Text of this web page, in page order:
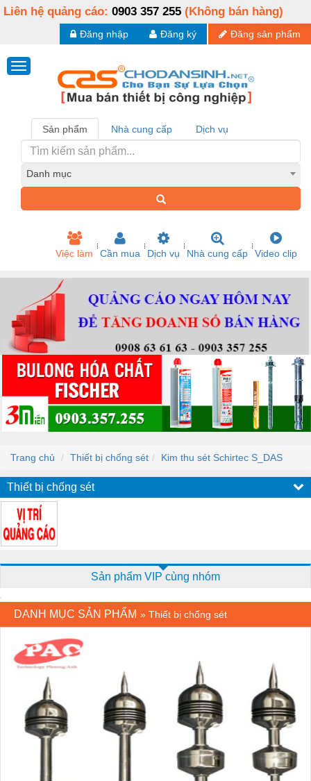
Liên hệ quảng cáo: 0903 357 255 (Không bán hàng)
Đăng sản phẩm
Đăng ký
Đăng nhập
Sản phẩm Nhà cung cấp Dịch vụ
Danh mục
Việc làm Cần mua Dịch vụ Nhà cung cấp Video clip
Trang chủ Thiết bị chống sét Kim thu sét Schirtec S_DAS
Thiết bị chống sét
Sản phẩm VIP cùng nhóm
DANH MỤC SẢN PHẨM » Thiết bị chống sét